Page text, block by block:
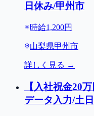
日休み/甲州市
時給1,200円
山梨県甲州市
詳しく見る →
【入社祝金20
データ入力/土